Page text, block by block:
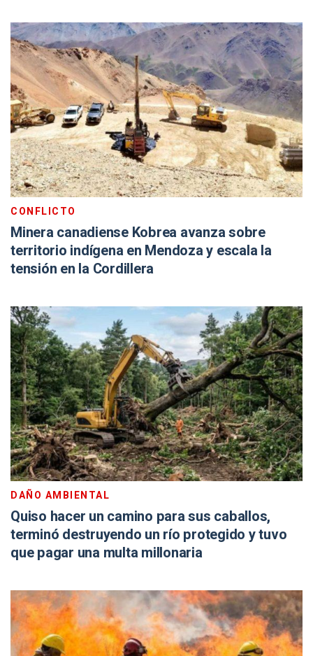
CONFLICTO
Minera canadiense Kobrea avanza sobre
territorio indígena en Mendoza y escala la
tensión en la Cordillera
DAÑO AMBIENTAL
Quiso hacer un camino para sus caballos,
terminó destruyendo un río protegido y tuvo
que pagar una multa millonaria